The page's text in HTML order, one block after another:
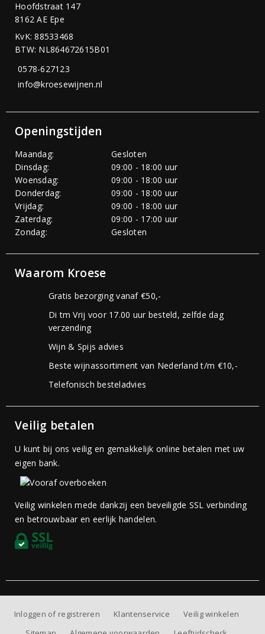
Hoofdstraat 147
8162 AE Epe
KvK: 88533468
BTW: NL864672615B01
0578-627123
info@kroesewijnen.nl
Openingstijden
Maandag:
Gesloten
Dinsdag:
09:00 - 18:00 uur
Woensdag:
09:00 - 18:00 uur
Donderdag:
09:00 - 18:00 uur
Vrijdag:
09:00 - 18:00 uur
Zaterdag:
09:00 - 17:00 uur
Zondag:
Gesloten
Waarom Kroese
Gratis bezorging vanaf €50,-
Di tm Vrij voor 17.00 uur besteld, zelfde dag
verzending
Wijn & Spijs advies
Beste wijnassortiment van Nederland t/m €10,-
Telefonisch besteladvies
Veilig betalen
U kunt bij ons veilig en gemakkelijk online betalen met uw
eigen bank.
Veilig winkelen mede dankzij een beveiligde SSL verbinding
en betrouwbaar en eerlijk handelen.
Inloggen of registreren Klantenservice
Veilig winkelen